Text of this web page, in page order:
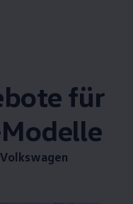
für
Volkswagen